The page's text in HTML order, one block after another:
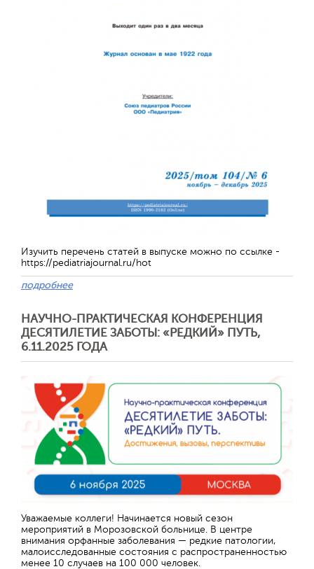
Изучить перечень статей в выпуске можно по ссылке -
https://pediatriajournal.ru/hot
подробнее
НАУЧНО-ПРАКТИЧЕСКАЯ КОНФЕРЕНЦИЯ
ДЕСЯТИЛЕТИЕ ЗАБОТЫ: «РЕДКИЙ» ПУТЬ,
6.11.2025 ГОДА
Уважаемые коллеги! Начинается новый сезон
мероприятий в Морозовской больнице. В центре
внимания орфанные заболевания — редкие патологии,
малоисследованные состояния с распространенностью
менее 10 случаев на 100 000 человек.